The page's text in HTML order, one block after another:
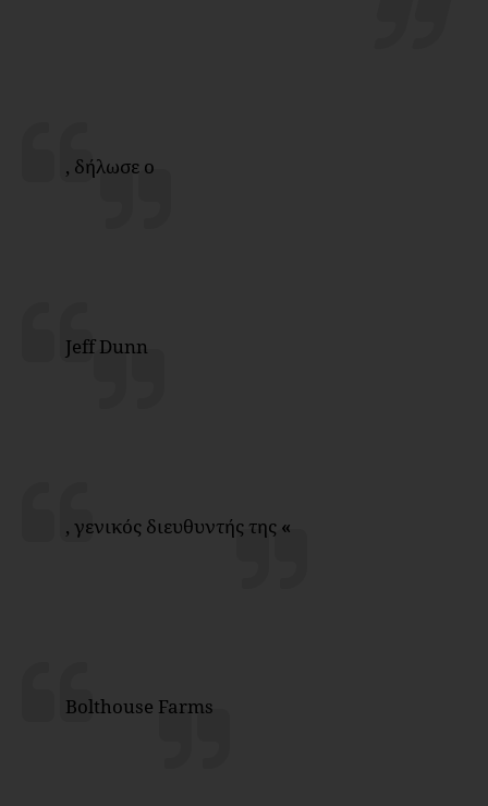
, δήλωσε ο
Jeff Dunn
, γενικός διευθυντής της «
Bolthouse Farms